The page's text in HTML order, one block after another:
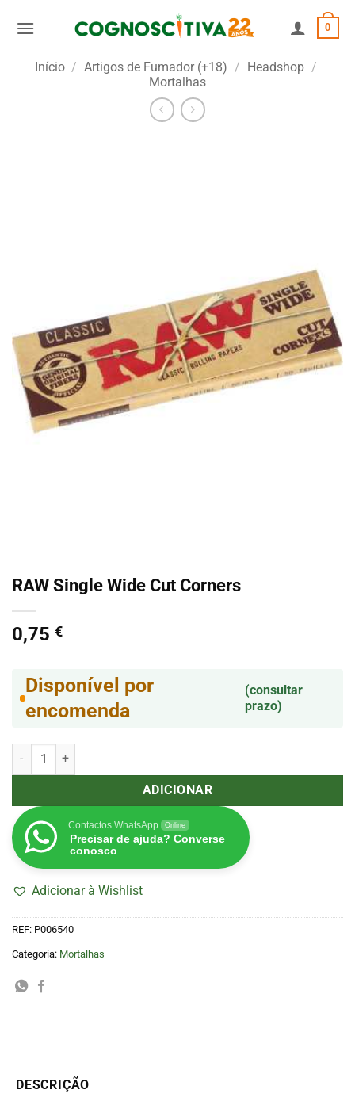
0
Início / Artigos de Fumador (+18) / Headshop /
Mortalhas
RAW Single Wide Cut Corners
0,75 €
Disponível por
encomenda
(consultar
prazo)
Quantidade de RAW Single Wide Cut Corners
ADICIONAR
Contactos WhatsApp Online
Precisar de ajuda? Converse
conosco
Adicionar à Wishlist
REF: P006540
Categoria: Mortalhas
DESCRIÇÃO